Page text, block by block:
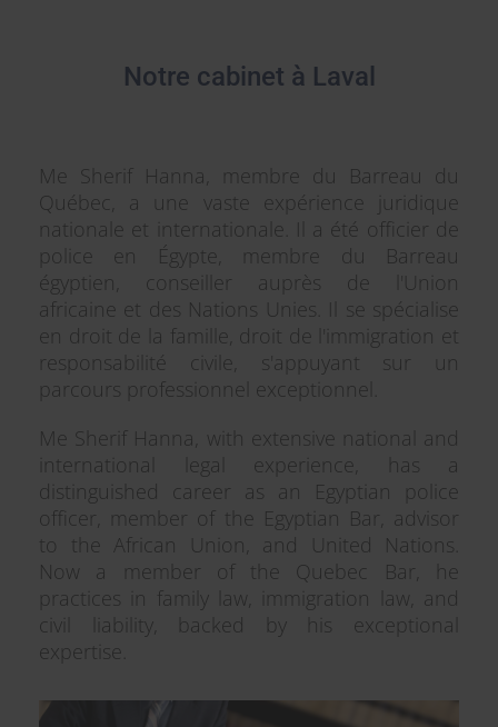
Notre cabinet à Laval
Me Sherif Hanna, membre du Barreau du
Québec, a une vaste expérience juridique
nationale et internationale. Il a été officier de
police en Égypte, membre du Barreau
égyptien, conseiller auprès de l'Union
africaine et des Nations Unies. Il se spécialise
en droit de la famille, droit de l'immigration et
responsabilité civile, s'appuyant sur un
parcours professionnel exceptionnel.
Me Sherif Hanna, with extensive national and
international legal experience, has a
distinguished career as an Egyptian police
officer, member of the Egyptian Bar, advisor
to the African Union, and United Nations.
Now a member of the Quebec Bar, he
practices in family law, immigration law, and
civil liability, backed by his exceptional
expertise.